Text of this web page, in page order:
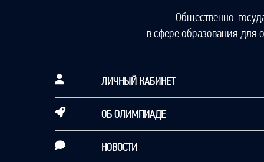
Общественно-
в сфере образования для
ЛИЧНЫЙ КАБИНЕТ
ОБ ОЛИМПИАДЕ
НОВОСТИ